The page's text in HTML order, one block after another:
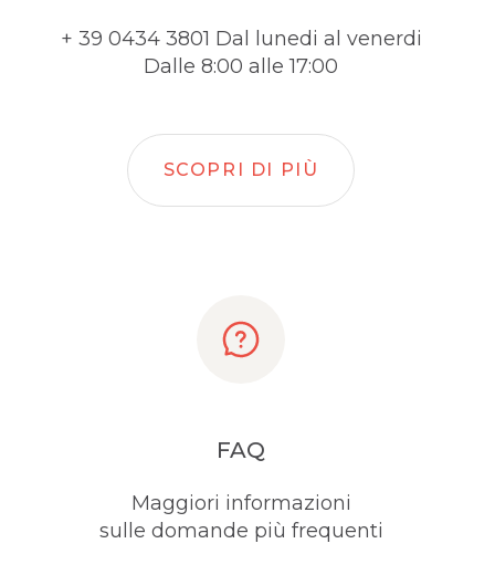
+ 39 0434 3801 Dal lunedi al venerdi
Dalle 8:00 alle 17:00
SCOPRI DI PIÙ
FAQ
Maggiori informazioni
sulle domande più frequenti